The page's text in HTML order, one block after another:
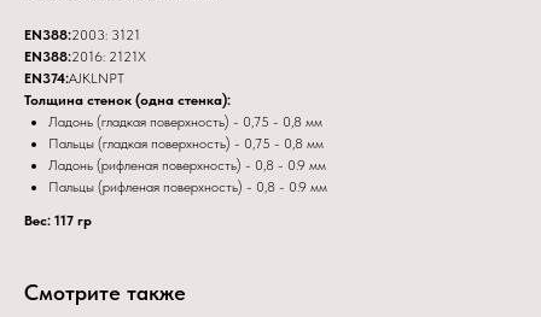
EN388:2003: 3121
EN388:2016: 2121X
EN374:AJKLNPT
Толщина стенок (одна стенка):
Ладонь (гладкая поверхность) - 0,75 - 0,8 мм
Пальцы (гладкая поверхность) - 0,75 - 0,8 мм
Ладонь (рифленая поверхность) - 0,8 - 0.9 мм
Пальцы (рифленая поверхность) - 0,8 - 0.9 мм
Вес: 117 гр
Смотрите также